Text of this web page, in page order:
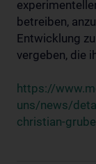
betreiben,
Entwicklung
vergeben, die
https://
uns/news/
christian-